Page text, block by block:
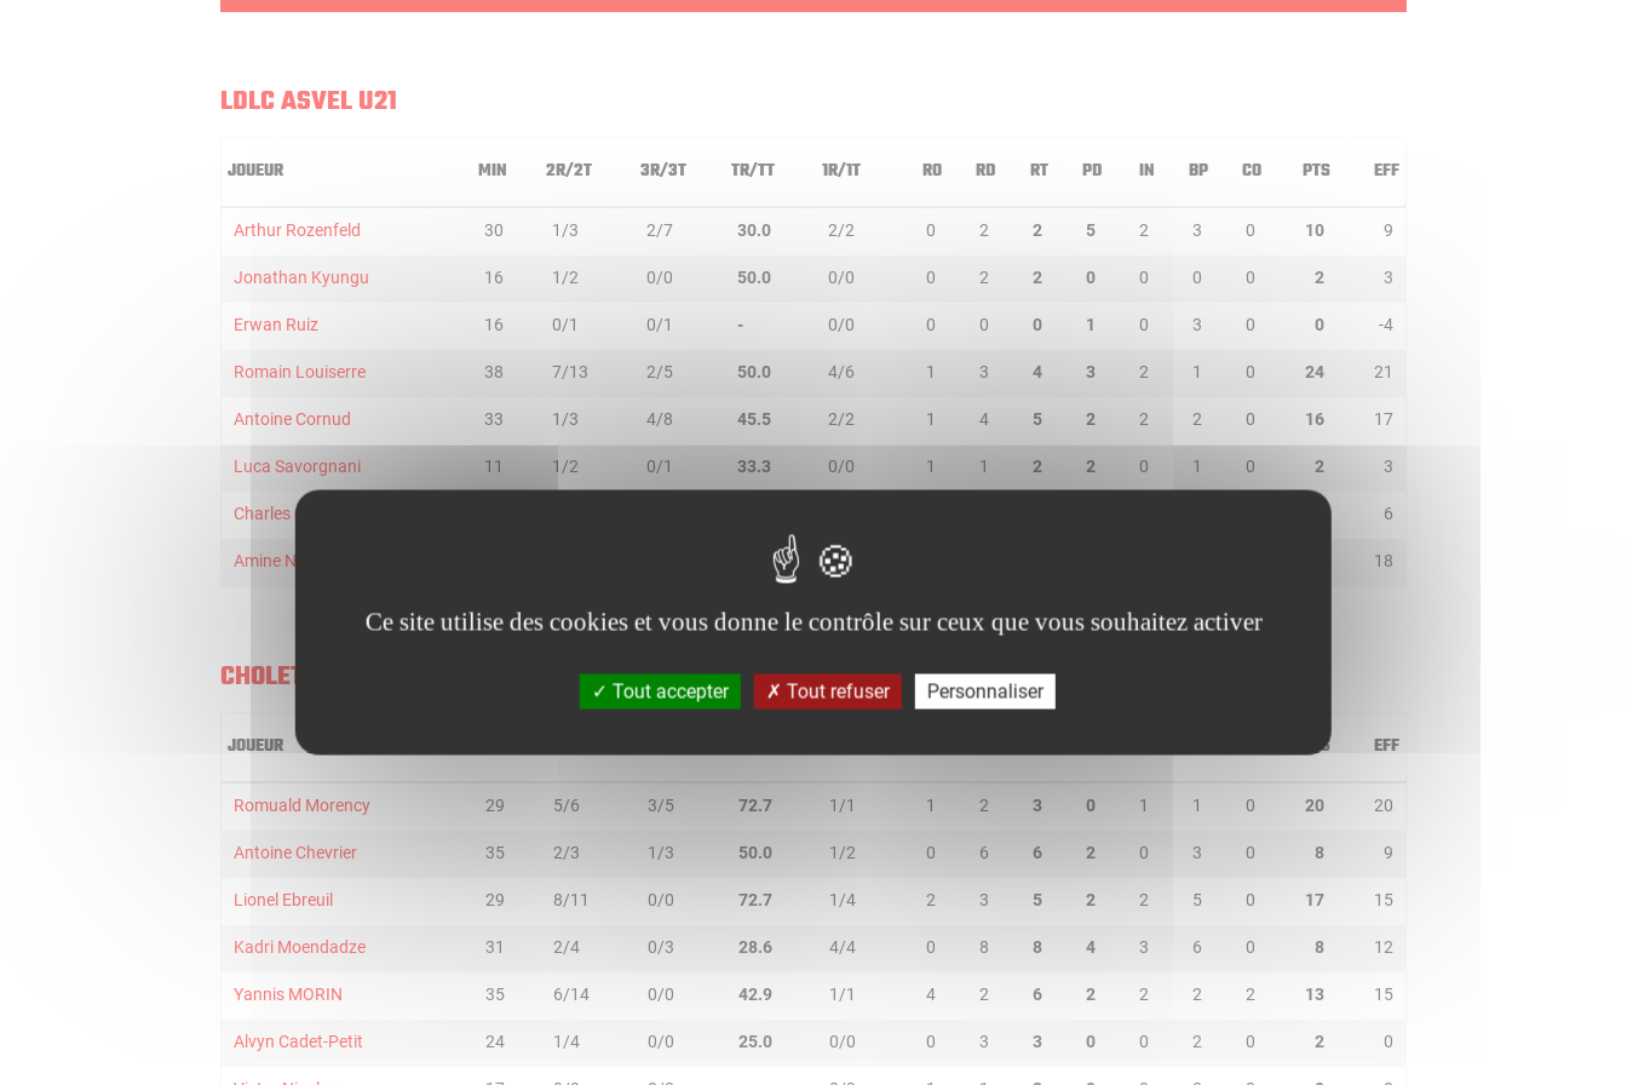
LDLC ASVEL U21
JOUEUR MIN 2R/2T 3R/3T TR/TT 1R/1T RO RD RT PD IN BP CO PTS EFF
Arthur Rozenfeld 30 1/3 2/7 30.0 2/2 0 2 2 5 2 3 0 10 9
Jonathan Kyungu 16 1/2 0/0 50.0 0/0 0 2 2 0 0 0 0 2 3
Erwan Ruiz 16 0/1 0/1 - 0/0 0 0 0 1 0 3 0 0 -4
Romain Louiserre 38 7/13 2/5 50.0 4/6 1 3 4 3 2 1 0 24 21
Antoine Cornud 33 1/3 4/8 45.5 2/2 1 4 5 2 2 2 0 16 17
Luca Savorgnani 11 1/2 0/1 33.3 0/0 1 1 2 2 0 1 0 2 3
Charles Galliou 6
Amine NOUA 3/4 18
CHOLET U21
JOUEUR PTS EFF
Romuald Morency 29 5/6 3/5 72.7 1/1 1 2 3 0 1 1 0 20 20
Antoine Chevrier 35 2/3 1/3 50.0 1/2 0 6 6 2 0 3 0 8 9
Lionel Ebreuil 29 8/11 0/0 72.7 1/4 2 3 5 2 2 5 0 17 15
Kadri Moendadze 31 2/4 0/3 28.6 4/4 0 8 8 4 3 6 0 8 12
Yannis MORIN 35 6/14 0/0 42.9 1/1 4 2 6 2 2 2 2 13 15
Alvyn Cadet-Petit 24 1/4 0/0 25.0 0/0 0 3 3 0 0 2 0 2 0
Ce site utilise des cookies et vous donne le contrôle sur ceux que vous souhaitez activer
Tout accepter Tout refuser Personnaliser